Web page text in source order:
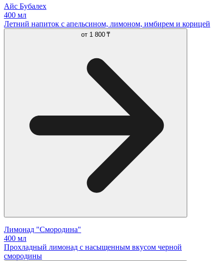
Айс Бубалех
400 мл
Летний напиток с апельсином, лимоном, имбирем и корицей
от 1 800 ₸
Лимонад "Смородина"
400 мл
Прохладный лимонад с насыщенным вкусом черной
смородины